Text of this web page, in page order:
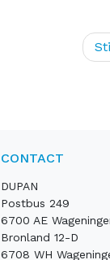
CONTACT
DUPAN
Postbus 249
6700 AE
Bronland 12-D
6708 WH